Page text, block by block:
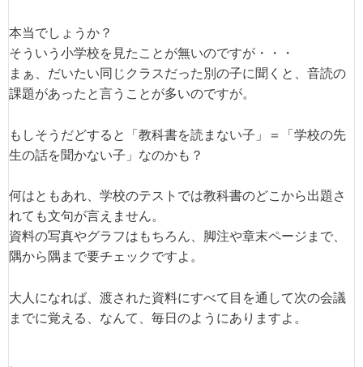
本当でしょうか？
そういう小学校を見たことが無いのですが・・・
まぁ、だいたい同じクラスだった別の子に聞くと、音読の
課題があったと言うことが多いのですが。
もしそうだどすると「教科書を読まない子」＝「学校の先
生の話を聞かない子」なのかも？
何はともあれ、学校のテストでは教科書のどこから出題さ
れても文句が言えません。
資料の写真やグラフはもちろん、脚注や章末ページまで、
隅から隅まで要チェックですよ。
大人になれば、渡された資料にすべて目を通して次の会議
までに覚える、なんて、毎日のようにありますよ。